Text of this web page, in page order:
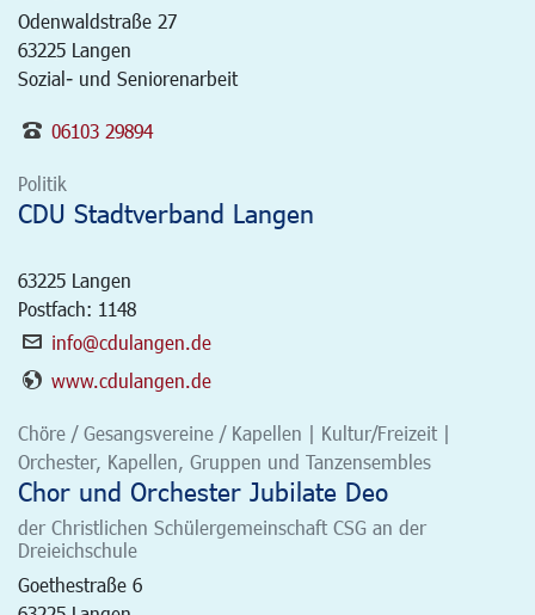
Odenwaldstraße 27
63225 Langen
Sozial- und Seniorenarbeit
06103 29894
Politik
CDU Stadtverband Langen
63225 Langen
Postfach: 1148
info@cdulangen.de
www.cdulangen.de
Chöre / Gesangsvereine / Kapellen | Kultur/Freizeit |
Orchester, Kapellen, Gruppen und Tanzensembles
Chor und Orchester Jubilate Deo
der Christlichen Schülergemeinschaft CSG an der
Dreieichschule
Goethestraße 6